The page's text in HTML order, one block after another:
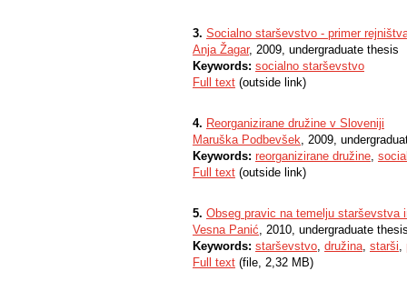
3. Socialno starševstvo - primer
Anja Žagar, 2009, undergraduate thesis
Keywords: socialno starševstvo
Full text (outside link)
4. Reorganizirane družine v Sloveniji
Maruška Podbevšek, 2009,
Keywords: reorganizirane družine,
Full text (outside link)
5. Obseg pravic na temelju starševstva
Vesna Panić, 2010, undergraduate
Keywords: starševstvo, družina, starši,
Full text (file, 2,32 MB)